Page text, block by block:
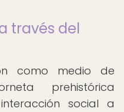
través del
como medio de
prehistórica
social a